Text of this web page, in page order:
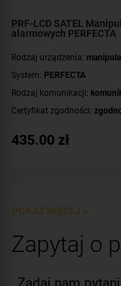
PRF-LCD SATEL
alarmowych PERFECTA
Rodzaj urządzenia:
System: PERFECTA
Rodzaj komunikacji:
Certyfikat zgodności:
Dodatkowe informacje:
435.00 zł
POKAŻ WIĘCEJ >
Zapytaj o